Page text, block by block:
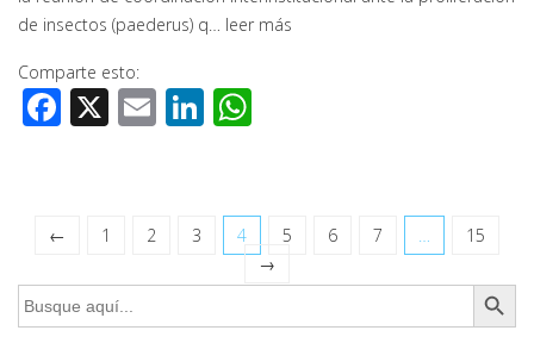
de insectos (paederus) q… leer más
Comparte esto:
Facebook
X EmailLinkedIn
← 1 2 3 4 5 6 7 …
15
→
Buscar:
Botón de